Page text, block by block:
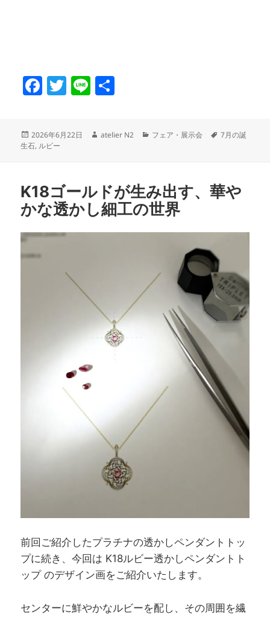
F
e
o
o
k
T
er
Li
投
稿
2026年6月22日
作
atelier N2
カ
フェア・展示会
タ
7月の誕
生石, ルビー
K18ゴールドが生み出す、華や
かな透かし細工の世界
前回ご紹介したプラチナの透かしペンダントトッ
プに続き、今回は K18ルビー透かしペンダントト
ップ のデザイン画をご紹介いたします。
センターに鮮やかなルビーを配し、その周囲を繊